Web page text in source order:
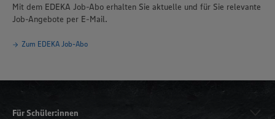
Mit dem EDEKA Job-Abo erhalten Sie aktuelle und für Sie relevante
Job-Angebote per E-Mail.
Zum EDEKA Job-Abo
Für Schüler:innen